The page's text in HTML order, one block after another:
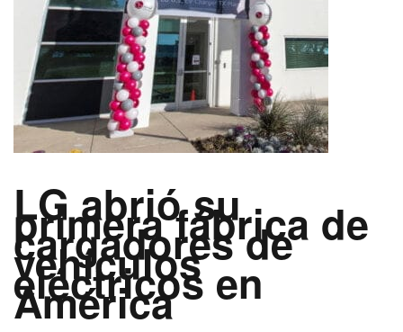
LG abrió su
primera fábrica de
cargadores de
vehículos
eléctricos en
América